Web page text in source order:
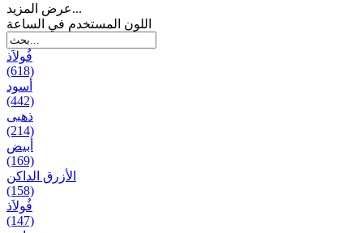
عرض المزيد...
اللون المستخدم في الساعة
فُولاَذ
(618)
أسود
(442)
ذهبی
(214)
أبيض
(169)
الأزرق الداكن
(158)
فُولاَذ
(147)